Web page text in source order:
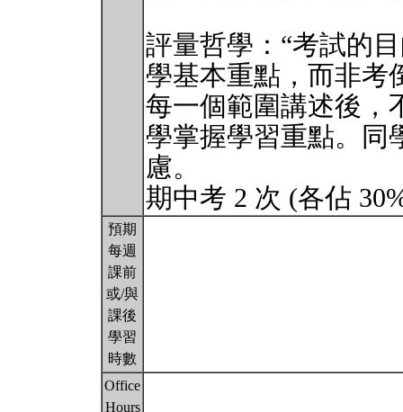
評量哲學：“考試的
學基本重點，而非考
每一個範圍講述後，
學掌握學習重點。同
慮。
期中考 2 次 (各佔
預期
每週
課前
或/與
課後
學習
時數
Office
Hours